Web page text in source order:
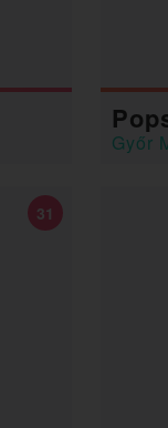
Győr
31